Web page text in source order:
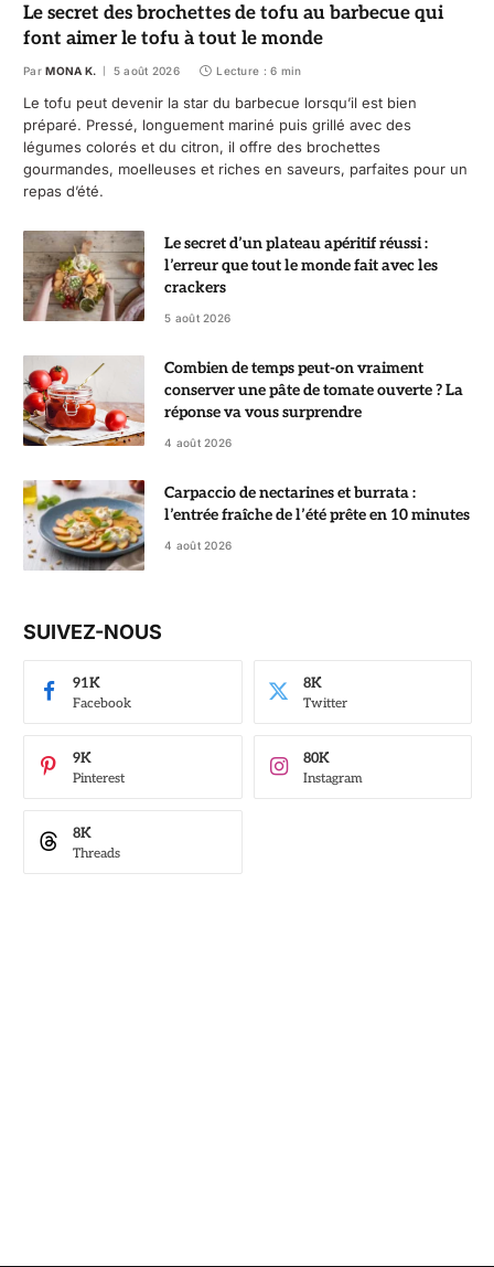
Le secret des brochettes de tofu au barbecue qui
font aimer le tofu à tout le monde
Par MONA K. 5 août 2026 Lecture : 6 min
Le tofu peut devenir la star du barbecue lorsqu’il est bien
préparé. Pressé, longuement mariné puis grillé avec des
légumes colorés et du citron, il offre des brochettes
gourmandes, moelleuses et riches en saveurs, parfaites pour un
repas d’été.
Le secret d’un plateau apéritif réussi :
l’erreur que tout le monde fait avec les
crackers
5 août 2026
Combien de temps peut-on vraiment
conserver une pâte de tomate ouverte ? La
réponse va vous surprendre
4 août 2026
Carpaccio de nectarines et burrata :
l’entrée fraîche de l’été prête en 10 minutes
4 août 2026
SUIVEZ-NOUS
Facebook
91K
Twitter
8K
Pinterest
9K
Instagram
80K
Threads
8K